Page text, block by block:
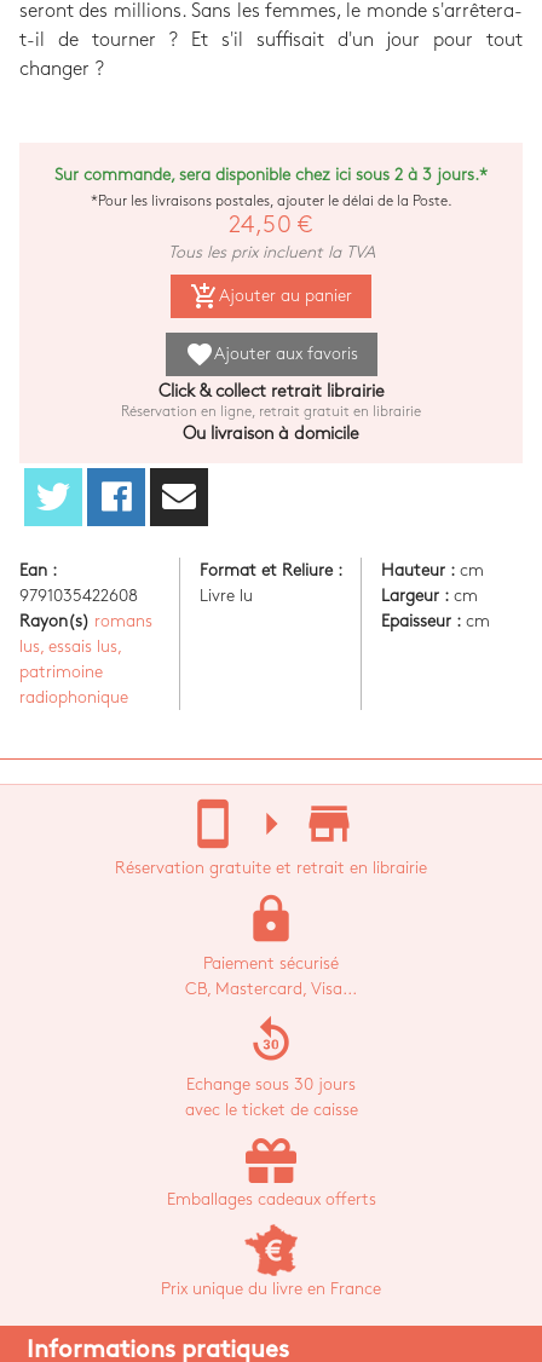
seront des millions. Sans les femmes, le monde s'arrêtera-
t-il de tourner ? Et s'il suffisait d'un jour pour tout
changer ?
Sur commande, sera disponible chez ici sous 2 à 3 jours.*
*Pour les livraisons postales, ajouter le délai de la Poste.
24,50 €
Tous les prix incluent la TVA
add_shopping_cart Ajouter au panier
favoriteAjouter aux favoris
Click & collect retrait librairie
Réservation en ligne, retrait gratuit en librairie
Ou livraison à domicile
Ean :
9791035422608
Rayon(s) romans
lus, essais lus,
patrimoine
radiophonique
Format et Reliure :
Livre lu
Hauteur :cm
Largeur :cm
Epaisseur :cm
stay_current_portrait arrow_right store_mall_directory
Réservation gratuite et retrait en librairie
lock
Paiement sécurisé
CB, Mastercard, Visa...
replay_30
Echange sous 30 jours
avec le ticket de caisse
Emballages cadeaux offerts
Prix unique du livre en France
Informations pratiques